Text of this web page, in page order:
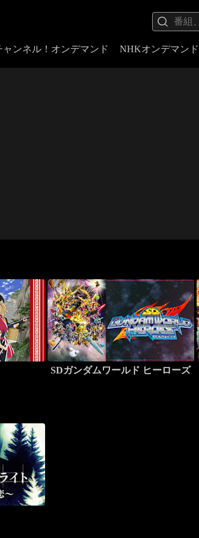
ャンネル！オンデマンド NHKオンデマンド
SDガンダムワールド ヒーローズ